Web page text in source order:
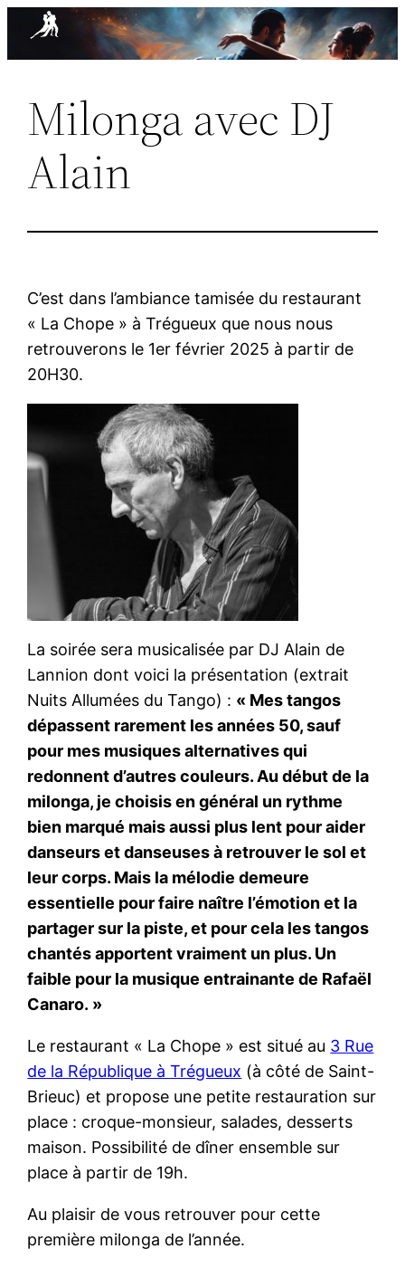
Milonga avec DJ
Alain
C’est dans l’ambiance tamisée du restaurant
« La Chope » à Trégueux que nous nous
retrouverons le 1er février 2025 à partir de
20H30.
La soirée sera musicalisée par DJ Alain de
Lannion dont voici la présentation (extrait
Nuits Allumées du Tango) : « Mes tangos
dépassent rarement les années 50, sauf
pour mes musiques alternatives qui
redonnent d’autres couleurs. Au début de la
milonga, je choisis en général un rythme
bien marqué mais aussi plus lent pour aider
danseurs et danseuses à retrouver le sol et
leur corps. Mais la mélodie demeure
essentielle pour faire naître l’émotion et la
partager sur la piste, et pour cela les tangos
chantés apportent vraiment un plus. Un
faible pour la musique entrainante de Rafaël
Canaro. »
Le restaurant « La Chope » est situé au 3 Rue
de la République à Trégueux (à côté de Saint-
Brieuc) et propose une petite restauration sur
place : croque-monsieur, salades, desserts
maison. Possibilité de dîner ensemble sur
place à partir de 19h.
Au plaisir de vous retrouver pour cette
première milonga de l’année.